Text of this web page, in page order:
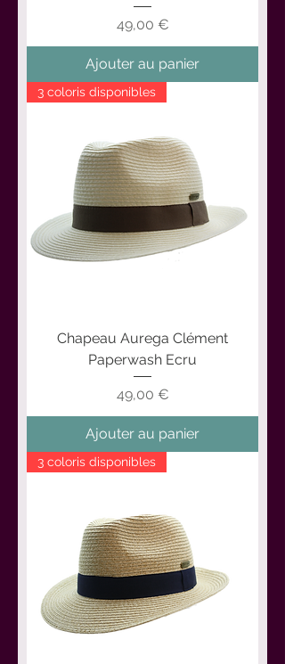
Prix
49,00 €
Ajouter au panier
3 coloris disponibles
Chapeau Aurega Clément
Paperwash Ecru
Prix
49,00 €
Ajouter au panier
3 coloris disponibles